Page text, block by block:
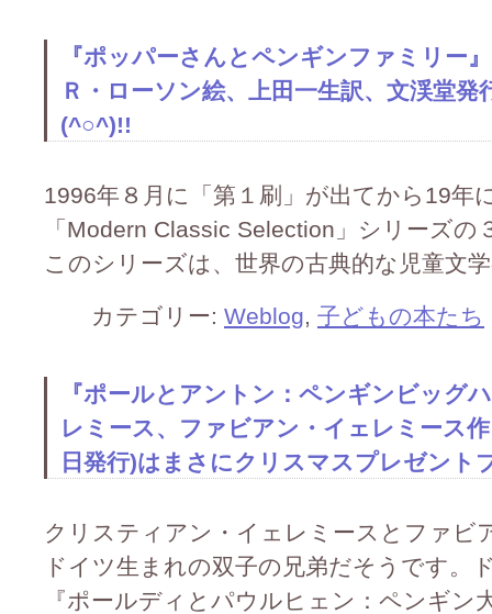
『ポッパーさんとペンギンファミリー
Ｒ・ローソン絵、上田一生訳、文渓堂
(^○^)!!
1996年８月に「第１刷」が出てから19年
「Modern Classic Selection」シリーズ
このシリーズは、世界の古典的な児童文
カテゴリー: Weblog, 子どもの本たち
『ポールとアントン：ペンギンビッグ
レミース、ファビアン・イェレミース
日発行)はまさにクリスマスプレゼント
クリスティアン・イェレミースとファビ
ドイツ生まれの双子の兄弟だそうです。
『ポールディとパウルヒェン：ペンギン